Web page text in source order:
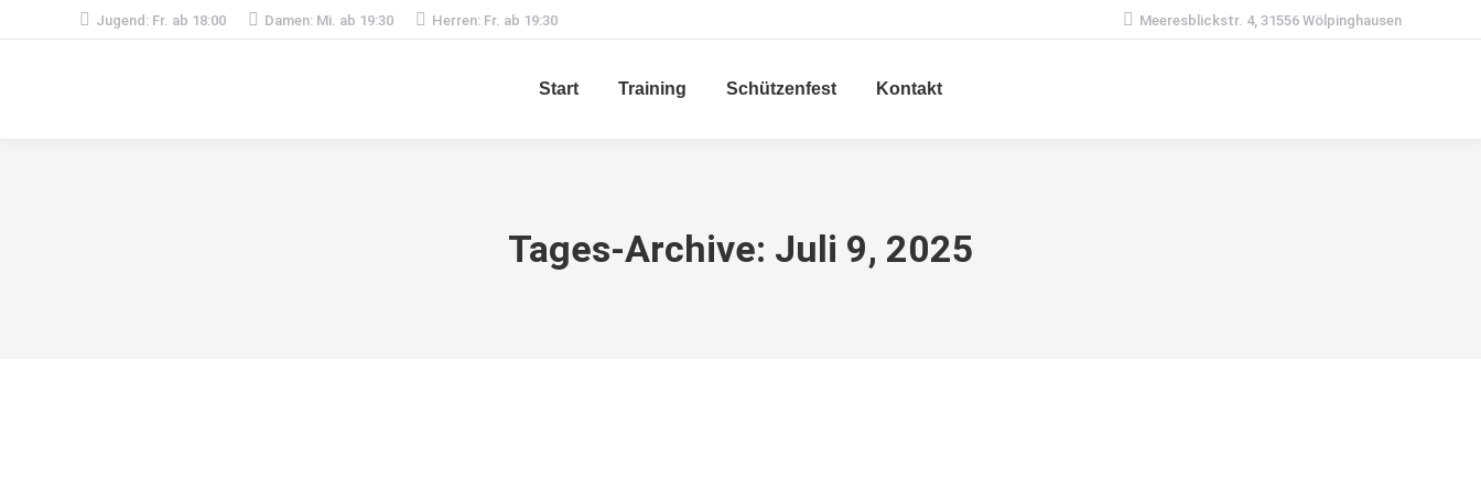
Jugend: Fr. ab 18:00 Damen: Mi. ab 19:30 Herren: Fr. ab 19:30 Meeresblickstr. 4, 31556 Wölpinghausen
Start Training Schützenfest Kontakt
Tages-Archive: Juli 9, 2025